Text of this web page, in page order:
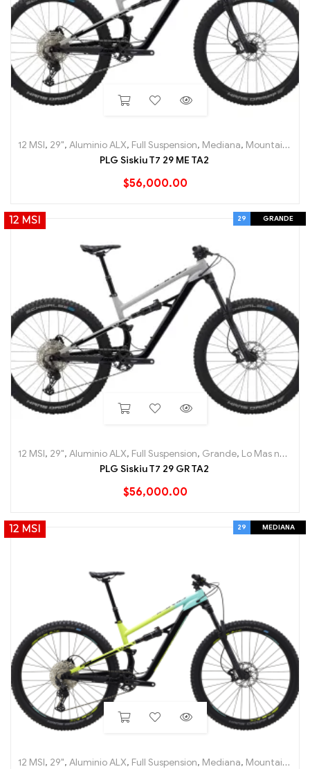
12 MSI, 29", Aluminio ALX, Full Suspension, Mediana, Mountain (MTB)
PLG Siskiu T7 29 ME TA2
$56,000.00
12 MSI 29 GRANDE
12 MSI, 29", Aluminio ALX, Full Suspension, Grande, Lo Mas nuevo
PLG Siskiu T7 29 GR TA2
$56,000.00
12 MSI 29 MEDIANA
12 MSI, 29", Aluminio ALX, Full Suspension, Mediana, Mountain (MTB)